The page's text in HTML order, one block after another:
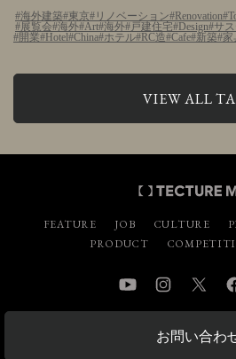
海外建築 東京 リノベーション Renovation
展覧会 海外 Art 海外 戸建住宅 Design サ
開業
Hotel China ホテル RC造 Cafe 新築 家
VIEW ALL
FEATURE JOB CULTURE
PRODUCT
YouTube Instagram
お問い合わ